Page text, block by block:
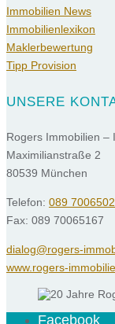
Immobilien News
Immobilienlexikon
Maklerbewertung
Tipp Provision
UNSERE
Rogers Immobilien –
Maximilianstraße 2
80539 München
Telefon: 089
Fax: 089 70065167
dialog@rogers-
www.rogers-
Facebook